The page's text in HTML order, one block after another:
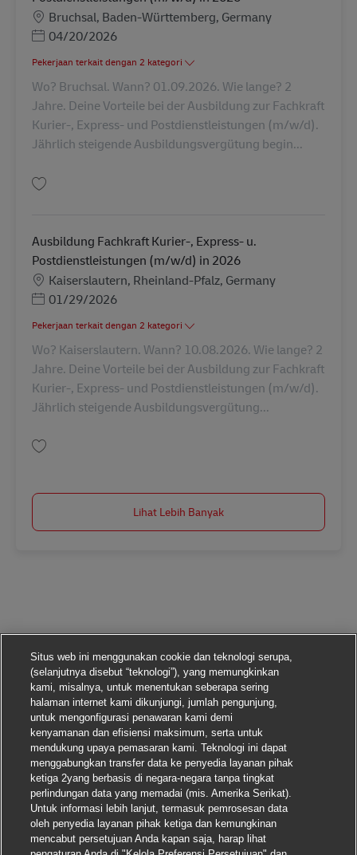
LokasiBruchsal, Baden-Württemberg, Germany
Posted Date
04/20/2026
Pekerjaan terkait dengan 2 kategori
Wo? Bruchsal. Wann? 01.09.2026. Wie lange? 2
Jahre. Deine Vorteile bei der Ausbildung zur Fachkraft
Kurier-, Express- und Postdienstleistungen (m/w/d).
Jährlich steigende Ausbildungsvergütung begin...
Ausbildung Fachkraft Kurier-, Express- u.
Postdienstleistungen (m/w/d) in 2026
LokasiKaiserslautern, Rheinland-Pfalz, Germany
Posted Date
01/29/2026
Pekerjaan terkait dengan 2 kategori
Wo? Kaiserslautern. Wann? 10.08.2026. Wie lange? 2
Jahre. Deine Vorteile bei der Ausbildung zur Fachkraft
Kurier-, Express- und Postdienstleistungen (m/w/d).
Jährlich steigende Ausbildungsvergütung...
Lihat Lebih Banyak
Situs web ini menggunakan cookie dan teknologi serupa,
(selanjutnya disebut “teknologi”), yang memungkinkan
kami, misalnya, untuk menentukan seberapa sering
halaman internet kami dikunjungi, jumlah pengunjung,
untuk mengonfigurasi penawaran kami demi
kenyamanan dan efisiensi maksimum, serta untuk
mendukung upaya pemasaran kami. Teknologi ini dapat
menggabungkan transfer data ke penyedia layanan pihak
ketiga 2yang berbasis di negara-negara tanpa tingkat
perlindungan data yang memadai (mis. Amerika Serikat).
Untuk informasi lebih lanjut, termasuk pemrosesan data
oleh penyedia layanan pihak ketiga dan kemungkinan
mencabut persetujuan Anda kapan saja, harap lihat